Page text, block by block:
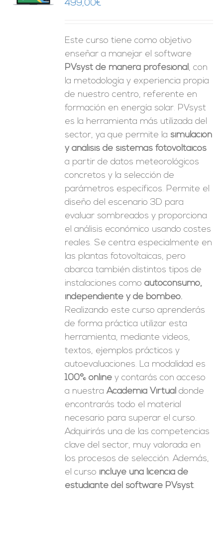
499,00€
Este curso tiene como objetivo
enseñar a manejar el software
PVsyst de manera profesional, con
la metodología y experiencia propia
de nuestro centro, referente en
formación en energía solar. PVsyst
es la herramienta más utilizada del
sector, ya que permite la simulación
y análisis de sistemas fotovoltaicos
a partir de datos meteorológicos
concretos y la selección de
parámetros específicos. Permite el
diseño del escenario 3D para
evaluar sombreados y proporciona
el análisis económico usando costes
reales. Se centra especialmente en
las plantas fotovoltaicas, pero
abarca también distintos tipos de
instalaciones comoautoconsumo,
independiente y de bombeo.
Realizando este curso aprenderás
de forma práctica utilizar esta
herramienta, mediante videos,
textos, ejemplos prácticos y
autoevaluaciones. La modalidad es
100% online y contarás con acceso
a nuestraAcademia Virtual donde
encontrarás todo el material
necesario para superar el curso.
Adquirirás una de las competencias
clave del sector, muy valorada en
los procesos de selección. Además,
el curso incluye una licencia de
estudiante del software PVsyst.